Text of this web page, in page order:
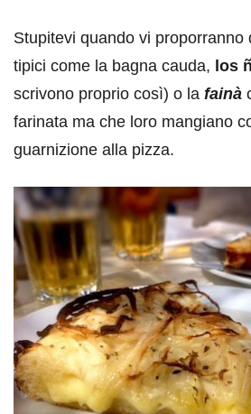
Stupitevi quando vi proporranno
tipici come la bagna cauda, los
scrivono proprio così) o la fainà
farinata ma che loro mangiano
guarnizione alla pizza.